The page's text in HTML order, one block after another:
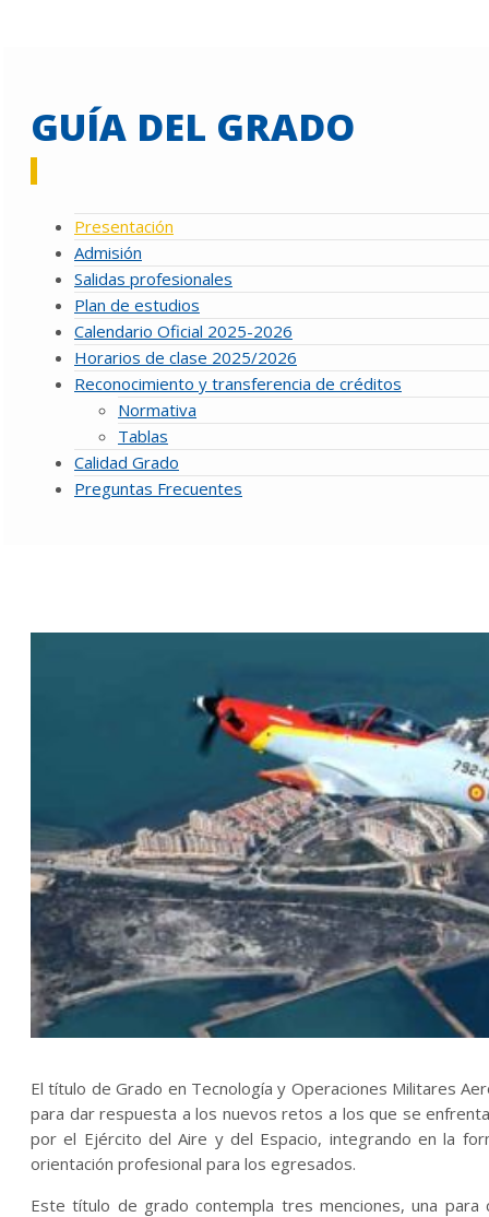
GUÍA DEL GRADO
Presentación
Admisión
Salidas profesionales
Plan de estudios
Calendario Oficial 2025-2026
Horarios de clase 2025/2026
Reconocimiento y transferencia de créditos
Normativa
Tablas
Calidad Grado
Preguntas Frecuentes
El título de Grado en Tecnología y Operaciones Militares
para dar respuesta a los nuevos retos a los que se
por el Ejército del Aire y del Espacio, integrando en la
orientación profesional para los egresados.
Este título de grado contempla tres menciones, una para